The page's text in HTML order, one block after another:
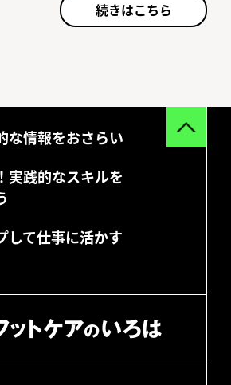
続きはこちら
な情報をおさらい
実践的なスキルを
して仕事に活かす